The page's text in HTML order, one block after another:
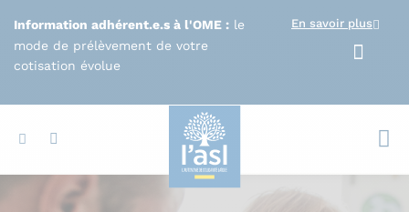
Information adhérent.e.s à l'OME : le
mode de prélèvement de votre
cotisation évolue
En savoir plus